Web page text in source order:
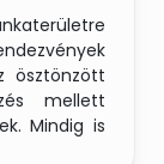
ösztönzött
mellett
Mindig is